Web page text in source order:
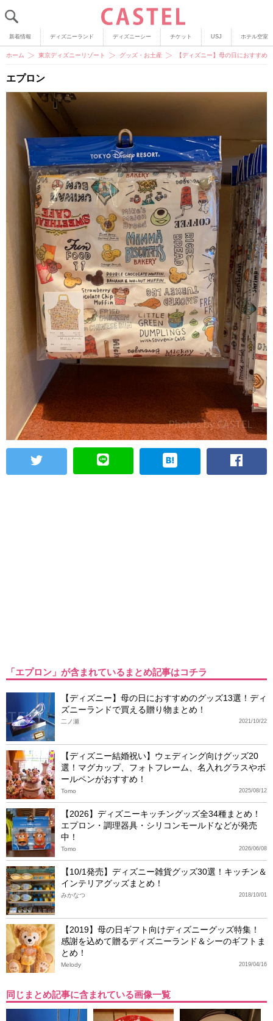
新着情報 ディズニーランド ディズニーシー チケット USJ ホテル空室
ホーム 東京ディズニーリゾート グッズ・お土産 【ディズニー】母の日におすすめ
エプロン
「エプロン」が含まれているまとめ記事はコチラ
【ディズニー】母の日におすすめのグッズ13選！ディ
ズニーランドで買える贈り物まとめ！
2021/10/22
二ノ瀬
【ディズニー結婚祝い】ウェディング向けグッズ20
選！マグカップ、フォトフレーム、名入れグラスやボ
ールペンがおすすめ！
2025/08/12
Tomo
【2026】ディズニーキッチングッズ全34種まとめ！
エプロン・調理器具・シリコンモールドなどが発売
中！
2026/06/08
Tomo
【10/1発売】ディズニー雑貨グッズ30選！キッチン＆
インテリアグッズまとめ！
2018/10/01
みかなつ
【2019】母の日ギフト向けディズニーグッズ特集！
感謝を込めて贈るディズニーランド＆シーのギフトま
とめ！
2019/04/16
Melody
同じまとめ記事に含まれている画像一覧